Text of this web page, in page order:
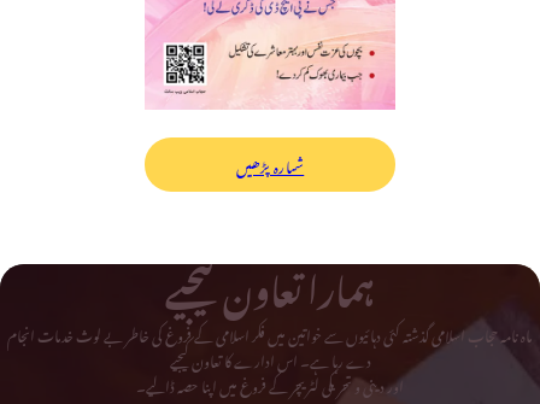
شمارہ پڑھیں
ہمارا تعاون کیجیے
ماہ نامہ حجاب اسلامی گذشتہ کئی دہائیوں سے خواتین میں فکر اسلامی کے فروغ کی خاطر بے لوث خدمات انجام
دے رہا ہے۔ اس ادارے کا تعاون کیجیے
اور دینی و تحریکی لٹریچر کے فروغ میں اپنا حصہ ڈالیے۔